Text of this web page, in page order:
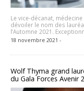
Le vice-décanat,
dévoiler le nom des
l’Automne 2021.
18 novembre 2021 -
Wolf Thyma grand
du Gala Forces Avenir